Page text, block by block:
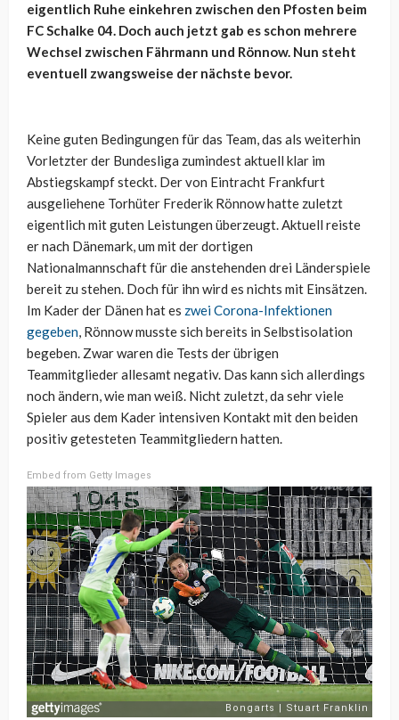
eigentlich Ruhe einkehren zwischen den Pfosten beim
FC Schalke 04. Doch auch jetzt gab es schon mehrere
Wechsel zwischen Fährmann und Rönnow. Nun steht
eventuell zwangsweise der nächste bevor.
Keine guten Bedingungen für das Team, das als weiterhin
Vorletzter der Bundesliga zumindest aktuell klar im
Abstiegskampf steckt. Der von Eintracht Frankfurt
ausgeliehene Torhüter Frederik Rönnow hatte zuletzt
eigentlich mit guten Leistungen überzeugt. Aktuell reiste
er nach Dänemark, um mit der dortigen
Nationalmannschaft für die anstehenden drei Länderspiele
bereit zu stehen. Doch für ihn wird es nichts mit Einsätzen.
Im Kader der Dänen hat es zwei Corona-Infektionen
gegeben, Rönnow musste sich bereits in Selbstisolation
begeben. Zwar waren die Tests der übrigen
Teammitglieder allesamt negativ. Das kann sich allerdings
noch ändern, wie man weiß. Nicht zuletzt, da sehr viele
Spieler aus dem Kader intensiven Kontakt mit den beiden
positiv getesteten Teammitgliedern hatten.
Embed from Getty Images